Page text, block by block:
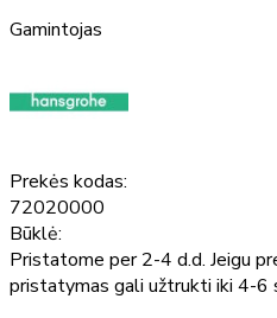
Gamintojas
Prekės kodas:
72020000
Būklė:
Pristatome per 2-4 d.d. Jeigu
pristatymas gali užtrukti iki 4-6